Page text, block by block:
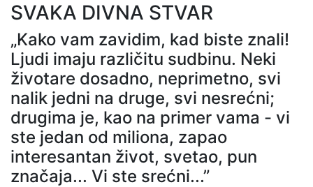
SVAKA DIVNA STVAR
„Kako vam zavidim, kad biste znali!
Ljudi imaju različitu sudbinu. Neki
životare dosadno, neprimetno, svi
nalik jedni na druge, svi nesrećni;
drugima je, kao na primer vama - vi
ste jedan od miliona, zapao
interesantan život, svetao, pun
značaja... Vi ste srećni...”